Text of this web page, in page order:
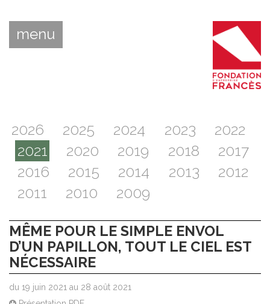
menu
2026 2025 2024 2023
2022
2021
2020 2019 2018
2017
2016
2015 2014 2013
2012
2011
2010 2009
MÊME POUR LE SIMPLE ENVOL
D’UN PAPILLON, TOUT LE CIEL EST
NÉCESSAIRE
du 19 juin 2021 au 28 août 2021